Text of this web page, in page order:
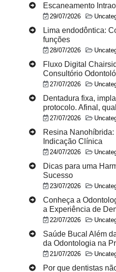
Escaneamento
29/07/2026
Lima endodôntica:
funções
28/07/2026
Fluxo Digital
Consultório
27/07/2026
Dentadura fixa,
protocolo. Afinal,
27/07/2026
Resina
Indicação Clínica
24/07/2026
Dicas para uma
Sucesso
23/07/2026
Conheça a
a Experiência de
22/07/2026
Saúde Bucal Além
da Odontologia na
21/07/2026
Por que dentistas